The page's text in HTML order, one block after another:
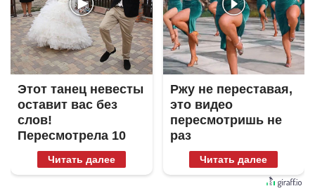
Этот танец невесты
оставит вас без
слов!
Пересмотрела 10
раз
Читать далее
Ржу не переставая,
это видео
пересмотришь не
раз
Читать далее